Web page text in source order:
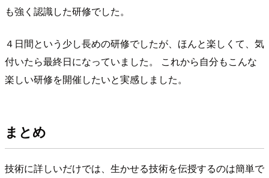
も強く認識した研修でした。
４日間という少し長めの研修でしたが、ほんと楽しくて、気
付いたら最終日になっていました。 これから自分もこんな
楽しい研修を開催したいと実感しました。
まとめ
技術に詳しいだけでは、生かせる技術を伝授するのは簡単で